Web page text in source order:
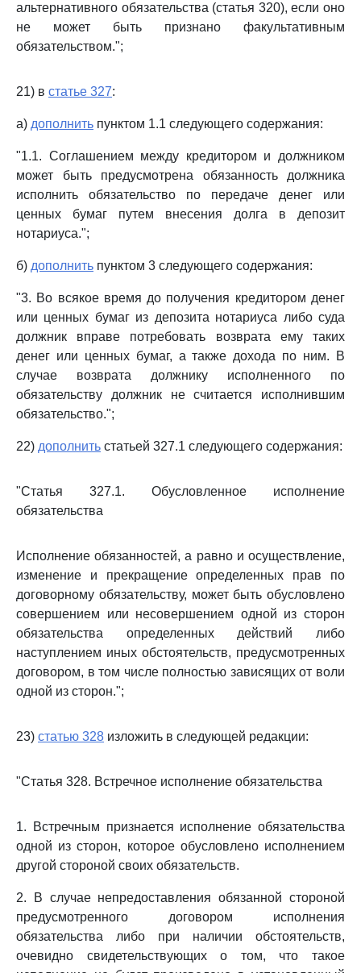
альтернативного обязательства (статья 320), если оно
не может быть признано факультативным
обязательством.";
21) в статье 327:
а) дополнить пунктом 1.1 следующего содержания:
"1.1. Соглашением между кредитором и должником
может быть предусмотрена обязанность должника
исполнить обязательство по передаче денег или
ценных бумаг путем внесения долга в депозит
нотариуса.";
б) дополнить пунктом 3 следующего содержания:
"3. Во всякое время до получения кредитором денег
или ценных бумаг из депозита нотариуса либо суда
должник вправе потребовать возврата ему таких
денег или ценных бумаг, а также дохода по ним. В
случае возврата должнику исполненного по
обязательству должник не считается исполнившим
обязательство.";
22) дополнить статьей 327.1 следующего содержания:
"Статья 327.1. Обусловленное исполнение
обязательства
Исполнение обязанностей, а равно и осуществление,
изменение и прекращение определенных прав по
договорному обязательству, может быть обусловлено
совершением или несовершением одной из сторон
обязательства определенных действий либо
наступлением иных обстоятельств, предусмотренных
договором, в том числе полностью зависящих от воли
одной из сторон.";
23) статью 328 изложить в следующей редакции:
"Статья 328. Встречное исполнение обязательства
1. Встречным признается исполнение обязательства
одной из сторон, которое обусловлено исполнением
другой стороной своих обязательств.
2. В случае непредоставления обязанной стороной
предусмотренного договором исполнения
обязательства либо при наличии обстоятельств,
очевидно свидетельствующих о том, что такое